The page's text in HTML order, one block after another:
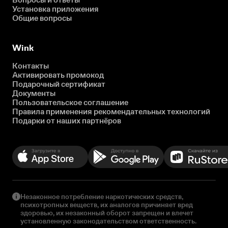
Установка приложения
Общие вопросы
Wink
Контакты
Активировать промокод
Подарочный сертификат
Документы
Пользовательское соглашение
Правила применения рекомендательных технологий
Подарки от наших партнёров
Незаконное потребление наркотических средств,
психотропных веществ, их аналогов причиняет вред
здоровью, их незаконный оборот запрещен и влечет
установленную законодательством ответственность.